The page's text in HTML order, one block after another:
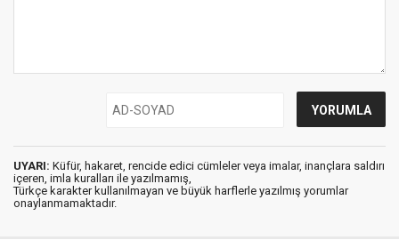
UYARI: Küfür, hakaret, rencide edici cümleler veya imalar, inançlara saldırı
içeren, imla kuralları ile yazılmamış,
Türkçe karakter kullanılmayan ve büyük harflerle yazılmış yorumlar
onaylanmamaktadır.